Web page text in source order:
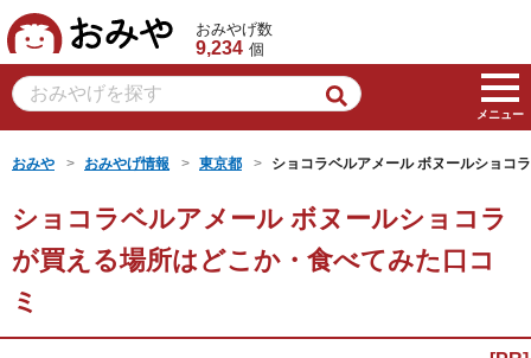
おみや
おみやげ数
9,234 個
メニュー
おみや おみやげ情報 東京都 ショコラベルアメール ボヌールショコラ
ショコラベルアメール ボヌールショコラ
が買える場所はどこか・食べてみた口コ
ミ